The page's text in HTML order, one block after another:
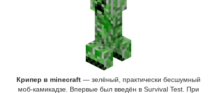
Крипер в minecraft — зелёный, практически бесшумный
моб-камикадзе. Впервые был введён в Survival Test. При